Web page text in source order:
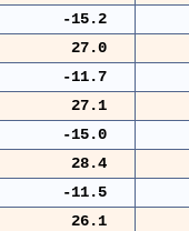
-15.2
27.0
-11.7
27.1
-15.0
28.4
-11.5
26.1